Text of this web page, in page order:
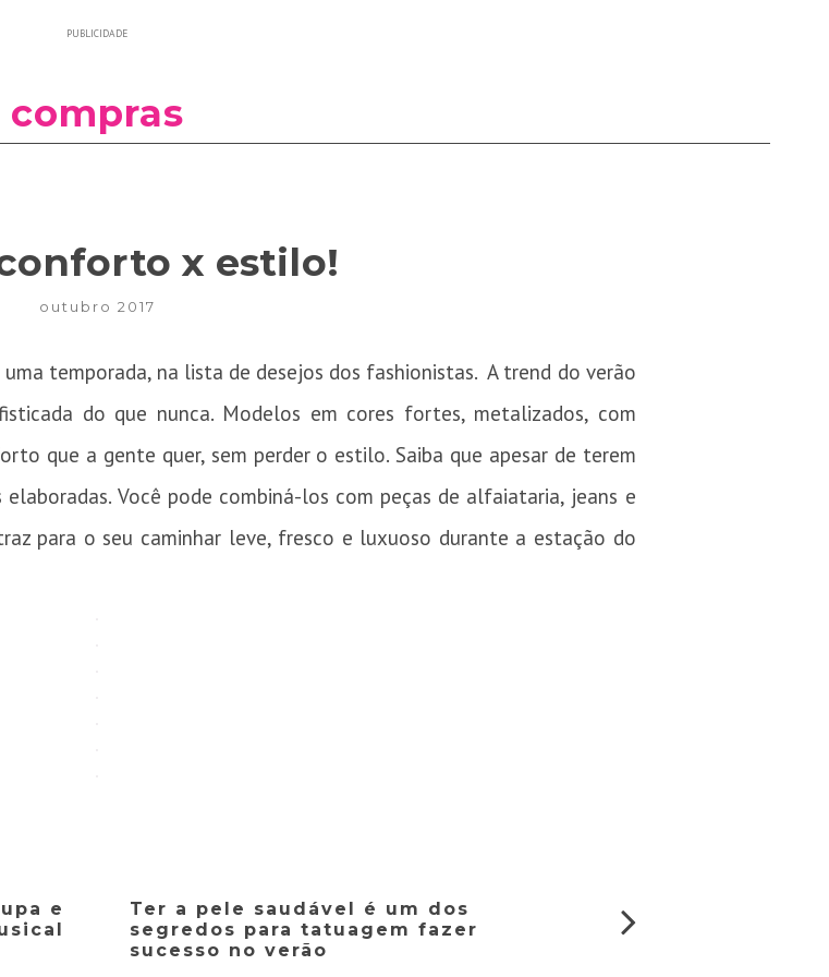
PUBLICIDADE
compras
x estilo!
outubro 2017
temporada, na lista de desejos dos fashionistas. A trend do verão
do que nunca. Modelos em cores fortes, metalizados, com
que a gente quer, sem perder o estilo. Saiba que apesar de terem
Você pode combiná-los com peças de alfaiataria, jeans e
para o seu caminhar leve, fresco e luxuoso durante a estação do
e
Ter a pele saudável é um dos
segredos para tatuagem fazer
sucesso no verão